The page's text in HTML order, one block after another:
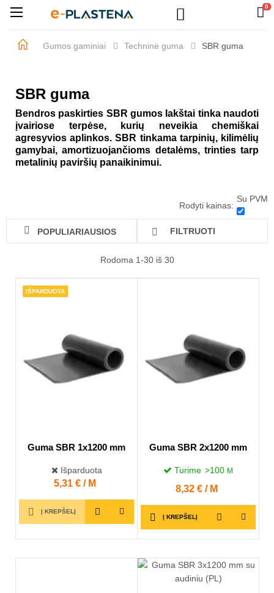
 0
Perjungti
☰
Gumos gaminiai Techninė guma SBR guma
SBR guma
Bendros paskirties SBR gumos lakštai tinka naudoti
įvairiose terpėse, kurių neveikia chemiškai
agresyvios aplinkos. SBR tinkama tarpinių, kilimėlių
gamybai, amortizuojančioms detalėms, trinties tarp
metalinių paviršių panaikinimui.
Rodyti kainas:
Su PVM
 POPULIARIAUSIOS  FILTRUOTI
Rodoma 1-30 iš 30
IŠPARDUOTA
Guma SBR 1x1200 mm
Išparduota
Kaina
5,31 € / M
Į KREPŠELĮ
Guma SBR 2x1200 mm
Turime >100 M
Kaina
8,32 € / M
Į KREPŠELĮ